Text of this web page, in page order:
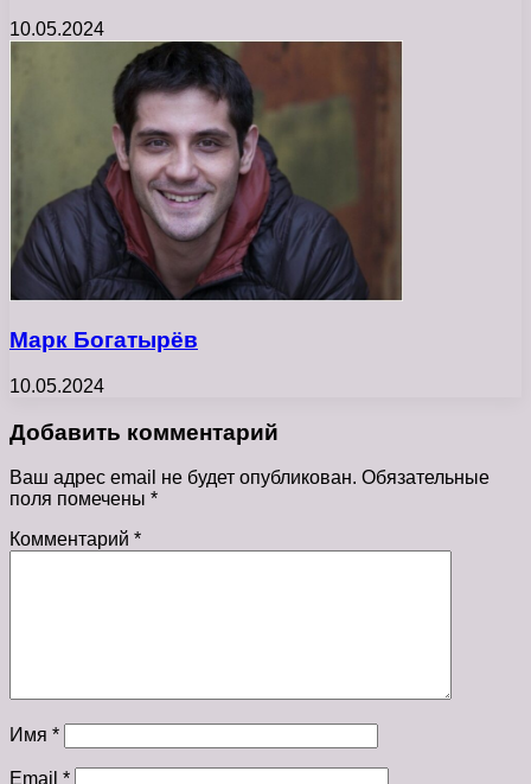
10.05.2024
Марк Богатырёв
10.05.2024
Добавить комментарий
Ваш адрес email не будет опубликован. Обязательные
поля помечены *
Комментарий *
Имя *
Email *